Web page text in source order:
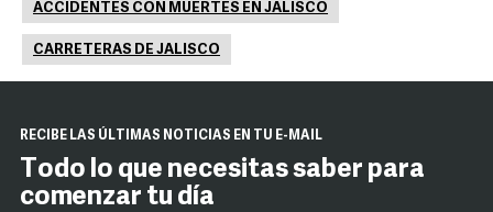
ACCIDENTES CON MUERTES EN JALISCO
CARRETERAS DE JALISCO
RECIBE LAS ÚLTIMAS NOTICIAS EN TU E-MAIL
Todo lo que necesitas saber para
comenzar tu día